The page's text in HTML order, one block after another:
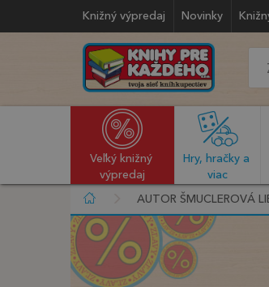
Knižný výpredaj Novinky
Veľký knižný
výpredaj
Hry, hračky a
viac
AUTOR ŠMUCLEROVÁ